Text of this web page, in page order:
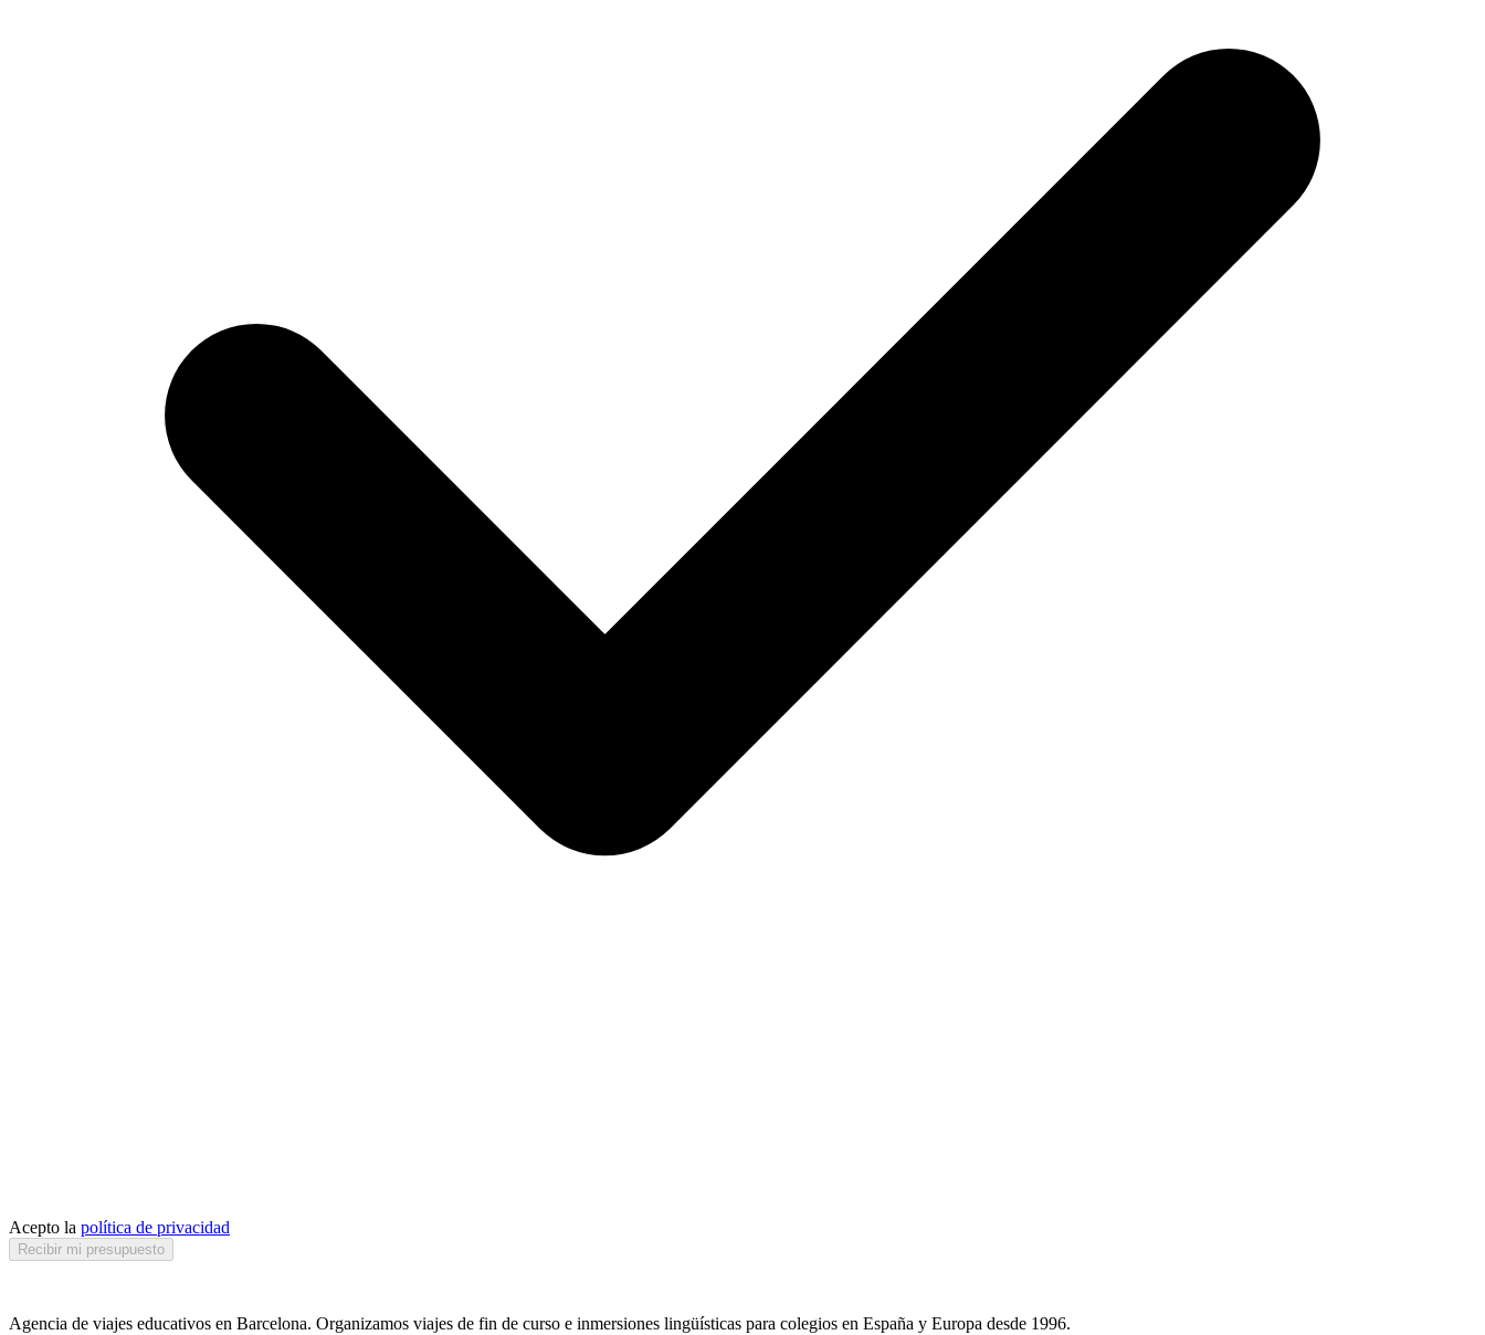
Acepto la política de privacidad
Recibir mi presupuesto
Agencia de viajes educativos en Barcelona. Organizamos viajes de fin de curso e inmersiones lingüísticas para colegios en España y Europa desde 1996.